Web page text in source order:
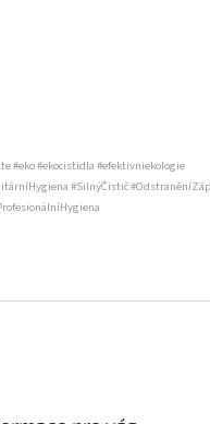
#eko #ekocistidla #efektivniekologie
#SilnýČistič